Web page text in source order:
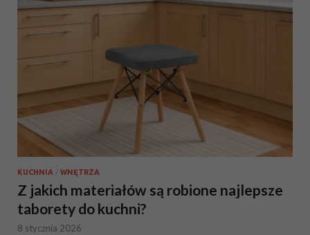
KUCHNIA / WNĘTRZA
Z jakich materiałów są robione najlepsze
taborety do kuchni?
8 stycznia 2026